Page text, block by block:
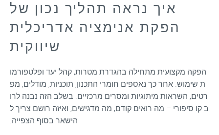
איך נראה תהליך נכון של
הפקת אנימציה אדריכלית
שיווקית
הפקה מקצועית מתחילה בהגדרת מטרות, קהל יעד ופלטפורמו
ת שימוש. אחר כך נאספים חומרי התכנון, תוכניות, מודלים, מפ
רטים, השראות מיתוגיות ומסרים מרכזיים. בשלב הזה נבנה לרו
ב קו סיפורי – מה רואים קודם, מה מדגישים, ואיזה רושם צריך ל
הישאר בסוף הצפייה.